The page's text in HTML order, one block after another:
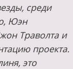
среди
Юэн
Траволта и
проекта.
это